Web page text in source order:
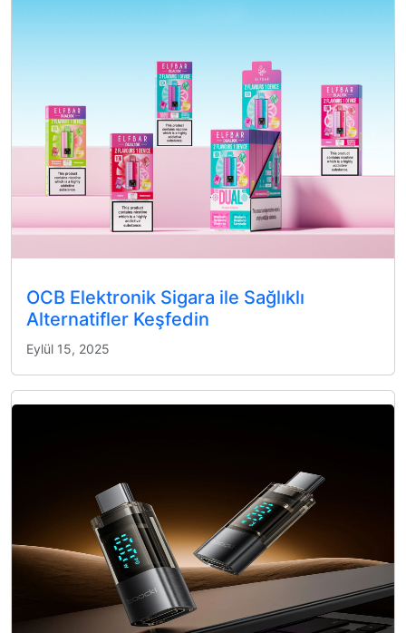
OCB Elektronik Sigara ile Sağlıklı
Alternatifler Keşfedin
Eylül 15, 2025